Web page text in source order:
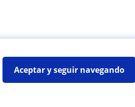
Aceptar y seguir navegando
Mapa web:Profesores